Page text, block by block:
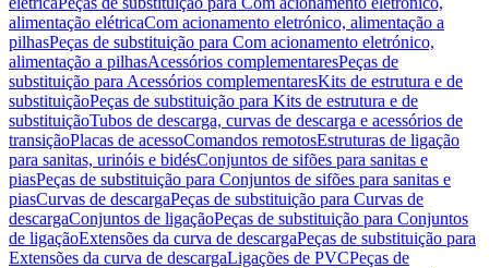
alimentação elétricaCom acionamento eletrónico, alimentação a
pilhasPeças de substituição para Com acionamento eletrónico,
alimentação a pilhasAcessórios complementaresPeças de
substituição para Acessórios complementaresKits de estrutura e de
substituiçãoPeças de substituição para Kits de estrutura e de
substituiçãoTubos de descarga, curvas de descarga e acessórios de
transiçãoPlacas de acessoComandos remotosEstruturas de ligação
para sanitas, urinóis e bidésConjuntos de sifões para sanitas e
piasPeças de substituição para Conjuntos de sifões para sanitas e
piasCurvas de descargaPeças de substituição para Curvas de
descargaConjuntos de ligaçãoPeças de substituição para Conjuntos
de ligaçãoExtensões da curva de descargaPeças de substituição para
Extensões da curva de descargaLigações de PVCPeças de